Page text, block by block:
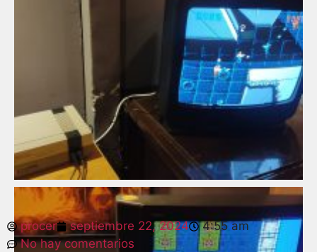
procer septiembre 22, 2024
4:55 am
No hay comentarios